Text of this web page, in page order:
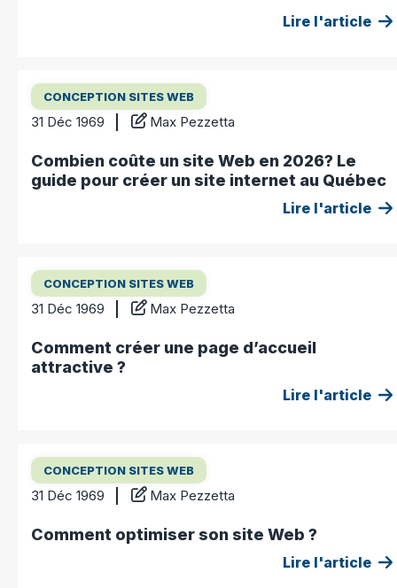
Lire l'article
CONCEPTION SITES WEB
31 Déc 1969 Max Pezzetta
Combien coûte un site Web en 2026? Le
guide pour créer un site internet au Québec
Lire l'article
CONCEPTION SITES WEB
31 Déc 1969 Max Pezzetta
Comment créer une page d’accueil
attractive ?
Lire l'article
CONCEPTION SITES WEB
31 Déc 1969 Max Pezzetta
Comment optimiser son site Web ?
Lire l'article